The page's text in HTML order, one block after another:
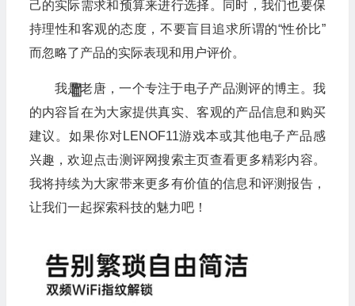
己的实际需求和预算来进行选择。同时，我们也要保
持理性和客观的态度，不要盲目追求所谓的“性价比”
而忽略了产品的实际表现和用户评价。
我是老唐，一个专注于电子产品测评的博主。我
的内容旨在为大家提供真实、客观的产品信息和购买
建议。如果你对LENOF11游戏本或其他电子产品感
兴趣，欢迎点击测评网搜索主页查看更多精彩内容。
我将持续为大家带来更多有价值的信息和评测报告，
让我们一起探索科技的魅力吧！
🎁
🎁